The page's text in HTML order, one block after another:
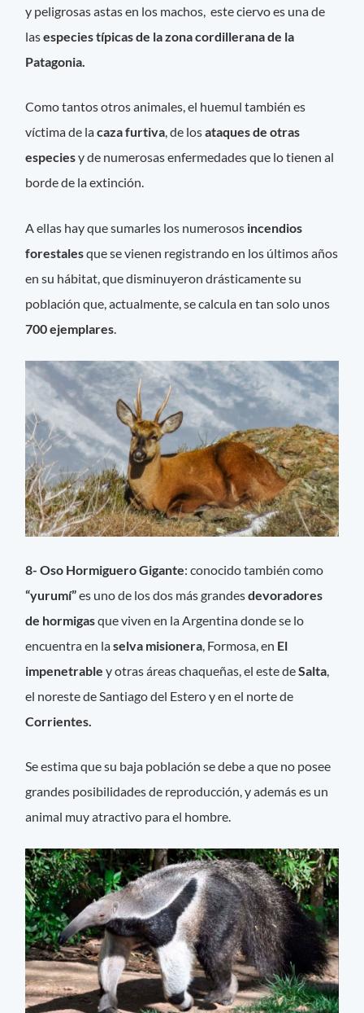
y peligrosas astas en los machos, este ciervo es una de
lasespecies típicas de la zona cordillerana de la
Patagonia.
Como tantos otros animales, el huemul también es
víctima de lacaza furtiva, de losataques de otras
especiesy de numerosas enfermedades que lo tienen al
borde de la extinción.
A ellas hay que sumarles los numerosos incendios
forestalesque se vienen registrando en los últimos años
en su hábitat, que disminuyeron drásticamente su
población que, actualmente, se calcula en tan solo unos
700 ejemplares
8- Oso Hormiguero Gigante: conocido también como
“yurumí”es uno de los dos más grandesdevoradores
de hormigasque viven en la Argentina donde se lo
encuentra en laselva misionera , Formosa, en El
impenetrable y otras áreas chaqueñas, el este deSalta
el noreste de Santiago del Estero y en el norte de
Corrientes.
Se estima que su baja población se debe a que no posee
grandes posibilidades de reproducción, y además es un
animal muy atractivo para el hombre.